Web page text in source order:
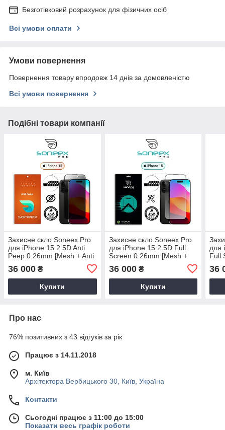
Безготівковий розрахунок для фізичних осіб
Всі умови оплати
Умови повернення
Повернення товару впродовж 14 днів за домовленістю
Всі умови повернення
Подібні товари компанії
Захисне скло Soneex Pro
для iPhone 15 2.5D Anti
Peep 0.26mm [Mesh + Anti
36 000 ₴
Купити
Захисне скло Soneex Pro
для iPhone 15 2.5D Full
Screen 0.26mm [Mesh +
36 000₴
Купити
для
Full
36
Про нас
76% позитивних з 43 відгуків за рік
Працює з 14.11.2018
м. Київ
Архітектора Вербицького 30, Київ, Україна
Контакти
Сьогодні працює з 11:00 до 15:00
Показати весь графік роботи